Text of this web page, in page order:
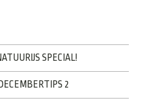
SPECIAL!
2